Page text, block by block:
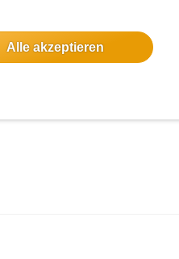
Alle akzeptieren